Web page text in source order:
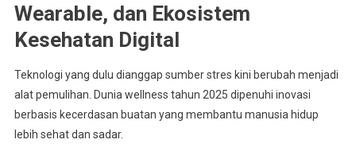
Wearable, dan Ekosistem
Kesehatan Digital
Teknologi yang dulu dianggap sumber stres kini berubah menjadi
alat pemulihan. Dunia wellness tahun 2025 dipenuhi inovasi
berbasis kecerdasan buatan yang membantu manusia hidup
lebih sehat dan sadar.